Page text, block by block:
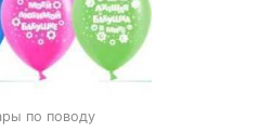
по поводу